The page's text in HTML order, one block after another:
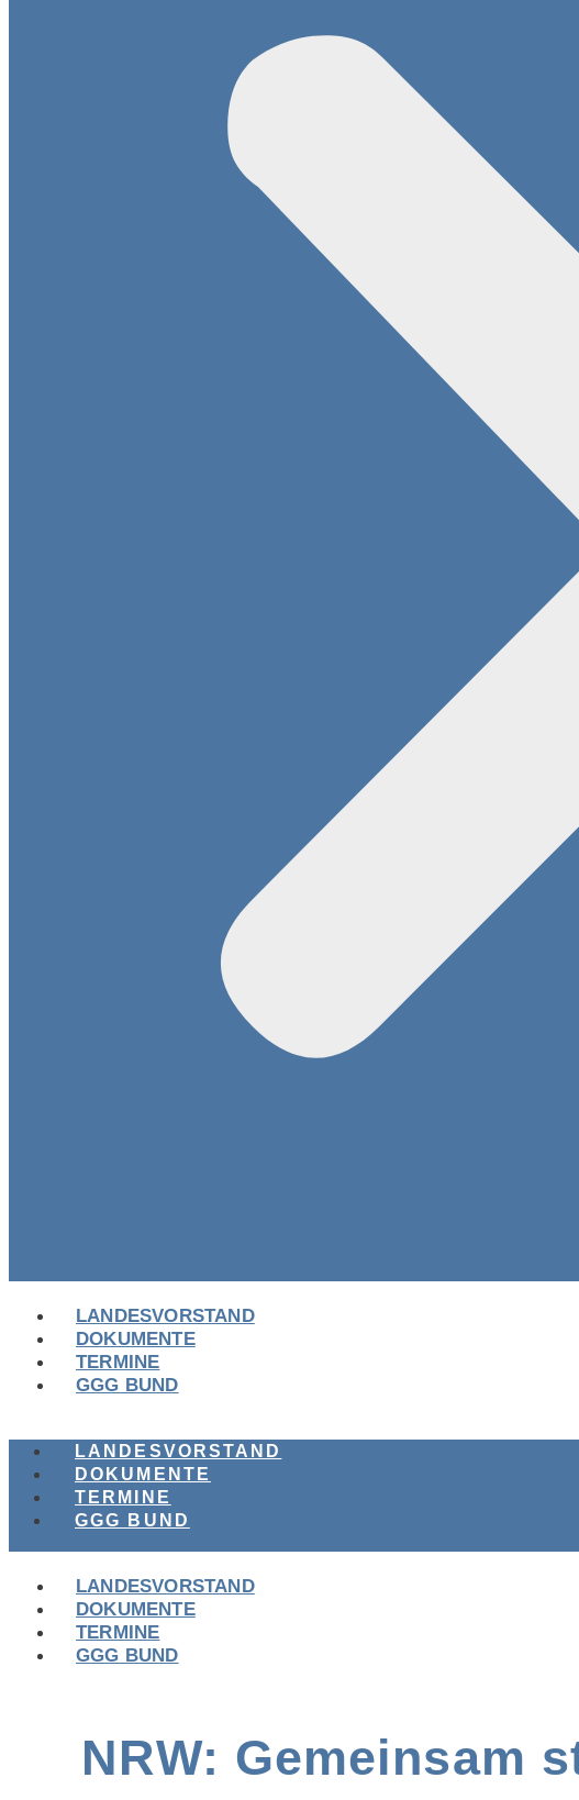
LANDESVORSTAND
DOKUMENTE
TERMINE
GGG BUND
LANDESVORSTAND
DOKUMENTE
TERMINE
GGG BUND
LANDESVORSTAND
DOKUMENTE
TERMINE
GGG BUND
NRW: Gemeinsam